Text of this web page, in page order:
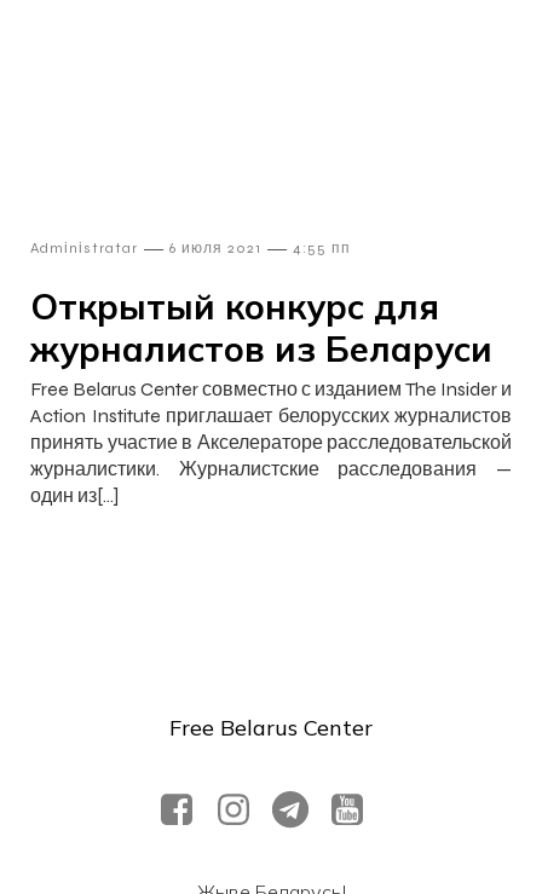
Admіnіstratar — 6 июля 2021 — 4:55 пп
Открытый конкурс для
журналистов из Беларуси
Free Belarus Center совместно с изданием The Insider и
Action Institute приглашает белорусских журналистов
принять участие в Акселераторе расследовательской
журналистики. Журналистские расследования —
один из[…]
Free Belarus Center